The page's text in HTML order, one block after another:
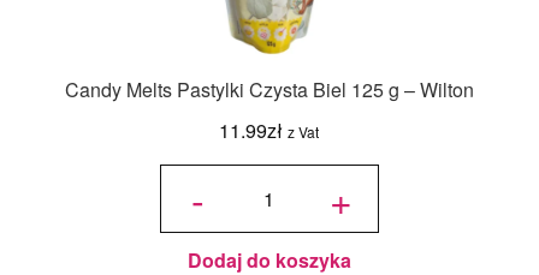
Candy Melts Pastylki Czysta Biel 125 g – Wilton
11.99zł z Vat
-
ilość
Pastylki
Czysta
Biel
125 g -
Wilton
+
Dodaj do koszyka